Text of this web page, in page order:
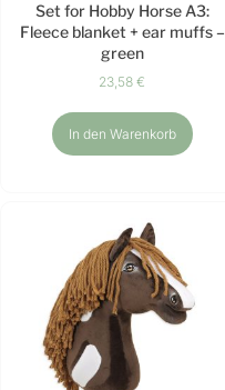
Set for Hobby Horse A3:
Fleece blanket + ear muffs –
green
23,58€
In den Warenkorb